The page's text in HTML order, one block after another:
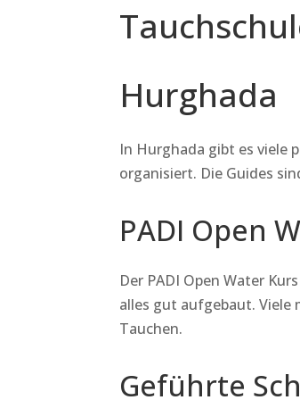
Hurghada
In Hurghada gibt es viele
organisiert. Die Guides
PADI Open
Der PADI Open Water
alles gut aufgebaut. Viele
Tauchen.
Geführte